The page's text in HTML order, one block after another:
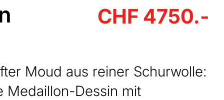
CHF 4750.-
Moud aus reiner Schurwolle:
Medaillon-Dessin mit